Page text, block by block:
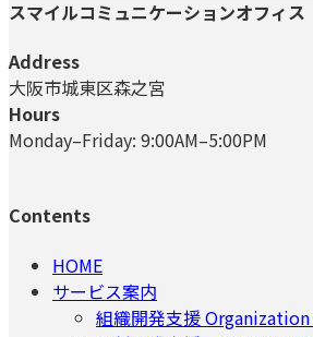
スマイルコミュニケーションオフィス
Address
大阪市城東区森之宮
Hours
Monday–Friday: 9:00AM–5:00PM
Contents
HOME
サービス案内
組織開発支援